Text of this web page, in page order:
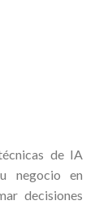
de IA
negocio en
decisiones